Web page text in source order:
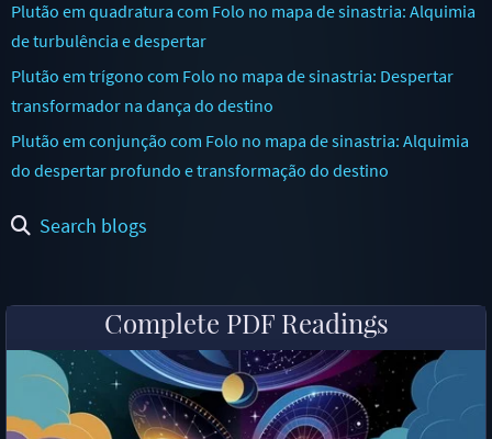
Plutão em quadratura com Folo no mapa de sinastria: Alquimia
de turbulência e despertar
Plutão em trígono com Folo no mapa de sinastria: Despertar
transformador na dança do destino
Plutão em conjunção com Folo no mapa de sinastria: Alquimia
do despertar profundo e transformação do destino
Search blogs
Complete PDF Readings